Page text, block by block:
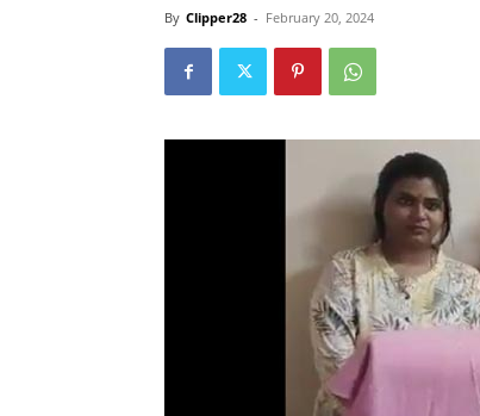
By Clipper28 - February 20, 2024